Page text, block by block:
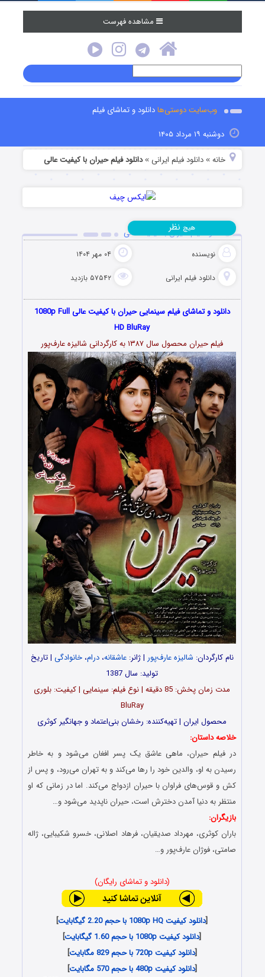
مشاهده فهرست
وب‌سایت دوستی‌هادانلود و تماشای فیلم
دوشنبه ۱۹ مرداد ۱۴۰۵
خانه »دانلود فیلم‌ ایرانی »دانلود فیلم حیران با کیفیت عالی
دانلود فیلم حیران با کیفیت عالی
نویسنده ۰۴ مهر ۱۴۰۴
دانلود فیلم‌ ایرانی ۵۷۵۴۲ بازدید
هیچ نظر
دانلود و تماشای فیلم سینمایی حیران با کیفیت عالی 1080p Full
HD BluRay
فیلم حیران محصول سال ۱۳۸۷ به کارگردانی شالیزه عارف‌پور
نام کارگردان: شالیزه عارف‌پور | ژانر:عاشقانه،درام،خانوادگی | تاریخ
تولید: سال 1387
مدت‌‌ زمان پخش: 85 دقیقه | نوع فیلم: سینمایی | کیفیت: بلوری
BluRay
محصول ایران | تهیه‎‌کننده: رخشان بنی‌اعتماد و جهانگیر کوثری
خلاصه داستان:
در فیلم حیران، ماهی عاشق یک پسر افغان می‌شود و به خاطر
رسیدن به او، والدین خود را رها می‌کند و به تهران می‌رود، و پس از
کش و قوس‌های فراوان با حیران ازدواج می‌کند. اما در زمانی که او
منتظر به دنیا آمدن دخترش است، حیران ناپدید می‌شود و…
بازیگران:
باران کوثری، مهرداد صدیقیان، فرهاد اصلانی، خسرو شکیبایی، ژاله
صامتی، فوژان عارف‌پور و…
(دانلود و تماشای رایگان)
[دانلود کیفیت 1080p HQ با حجم 2.20 گیگابایت
]
[دانلود کیفیت 1080p با حجم 1.60 گیگابایت
]
[دانلود کیفیت 720p با حجم 829 مگابایت
]
[دانلود کیفیت 480p با حجم 570 مگابایت ]